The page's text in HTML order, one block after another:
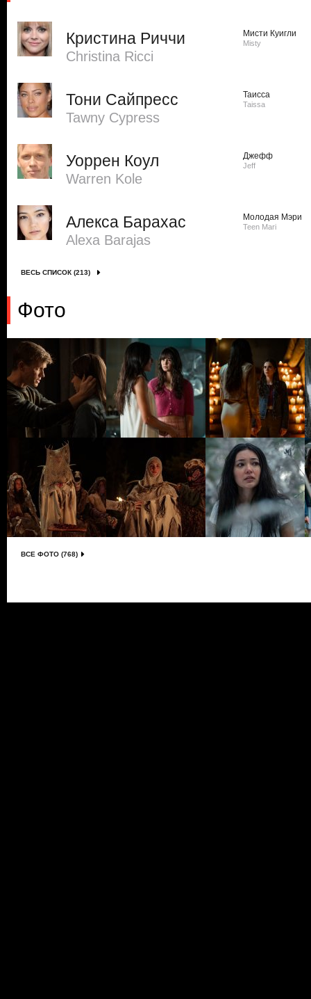
Кристина Риччи
Christina Ricci
Мисти Куигли
Misty
Тони Сайпресс
Tawny Cypress
Таисса
Taissa
Уоррен Коул
Warren Kole
Джефф
Jeff
Алекса Барахас
Alexa Barajas
Молодая Мэри
Teen Mari
ВЕСЬ СПИСОК (213)
Фото
ВСЕ ФОТО (768)